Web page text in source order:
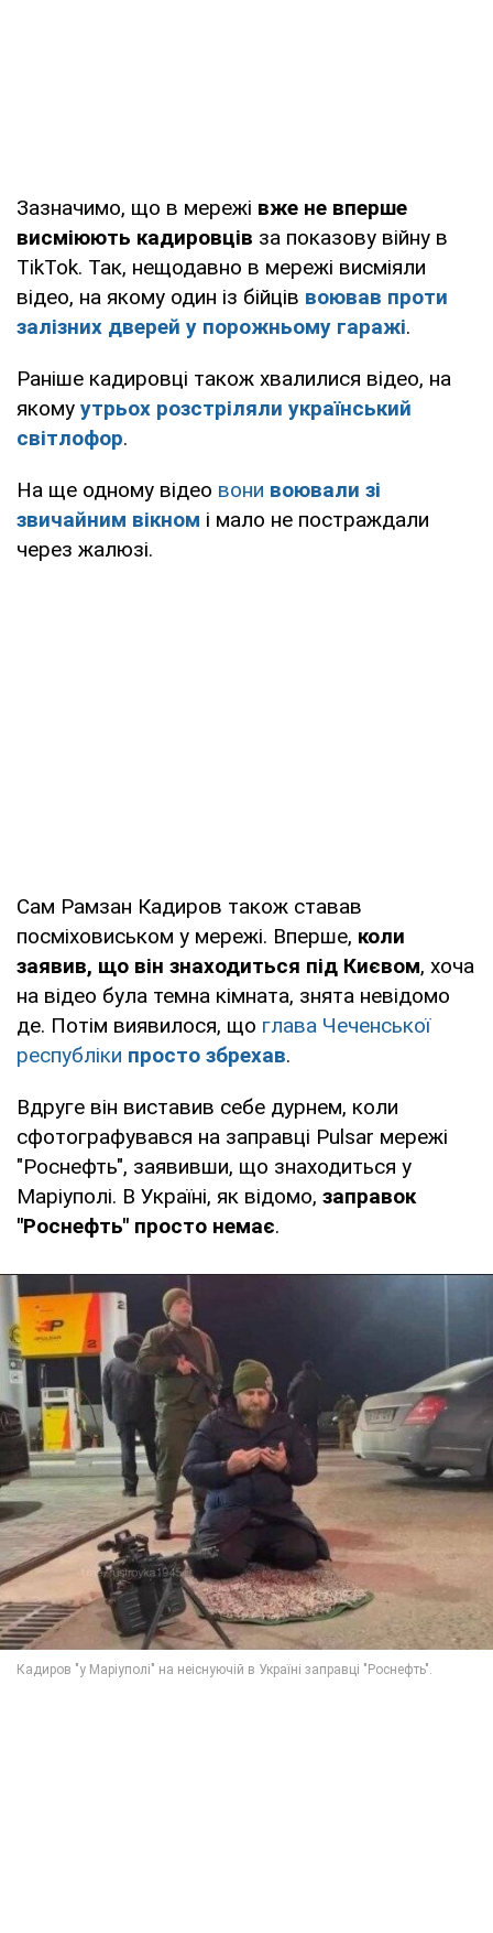
Зазначимо, що в мережі вже не вперше
висміюють кадировців за показову війну в
TikTok. Так, нещодавно в мережі висміяли
відео, на якому один із бійців воював проти
залізних дверей у порожньому гаражі.
Раніше кадировці також хвалилися відео, на
якому утрьох розстріляли український
світлофор.
На ще одному відео вони воювали зі
звичайним вікном і мало не постраждали
через жалюзі.
Сам Рамзан Кадиров також ставав
посміховиськом у мережі. Вперше, коли
заявив, що він знаходиться під Києвом, хоча
на відео була темна кімната, знята невідомо
де. Потім виявилося, що глава Чеченської
республіки просто збрехав.
Вдруге він виставив себе дурнем, коли
сфотографувався на заправці Pulsar мережі
"Роснефть", заявивши, що знаходиться у
Маріуполі. В Україні, як відомо, заправок
"Роснефть" просто немає.